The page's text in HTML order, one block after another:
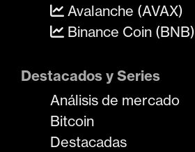
Avalanche (AVAX)
Binance Coin (BNB)
Destacados y Series
Análisis de mercado
Bitcoin
Destacadas